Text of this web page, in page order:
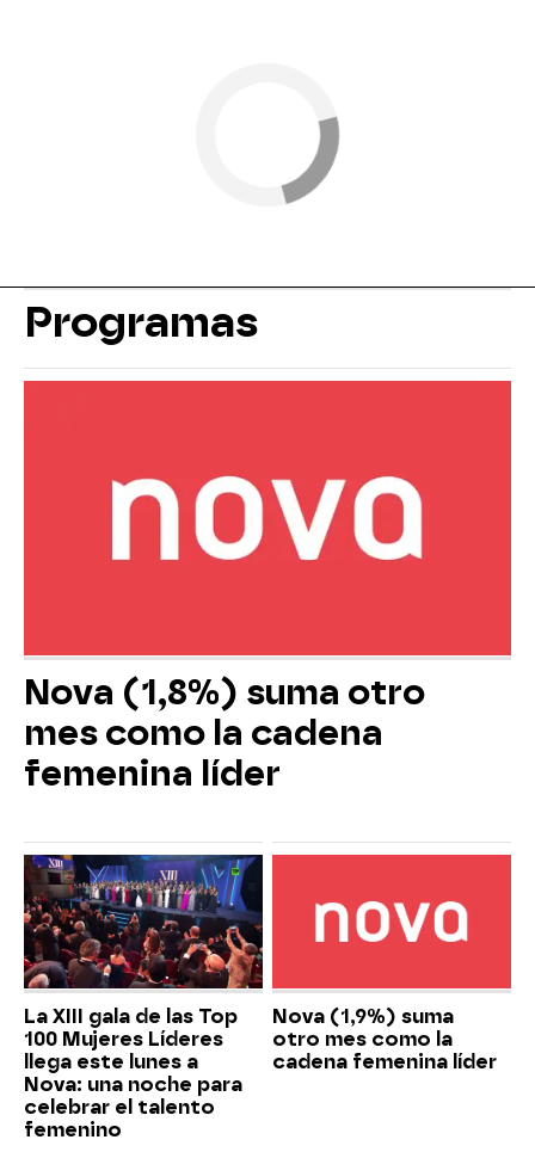
Programas
Nova (1,8%) suma otro
mes como la cadena
femenina líder
La XIII gala de las Top
100 Mujeres Líderes
llega este lunes a
Nova: una noche para
celebrar el talento
femenino
Nova (1,9%) suma
otro mes como la
cadena femenina líder